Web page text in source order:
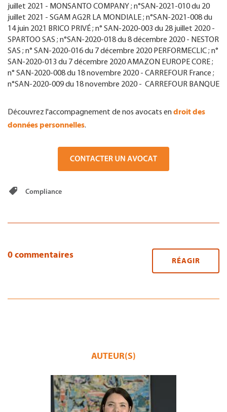
juillet 2021 - MONSANTO COMPANY ; n°SAN-2021-010 du 20
juillet 2021 - SGAM AG2R LA MONDIALE ; n°SAN-2021-008 du
14 juin 2021 BRICO PRIVÉ ; n° SAN-2020-003 du 28 juillet 2020 -
SPARTOO SAS ; n°SAN-2020-018 du 8 décembre 2020 - NESTOR
SAS ; n° SAN-2020-016 du 7 décembre 2020 PERFORMECLIC ; n°
SAN-2020-013 du 7 décembre 2020 AMAZON EUROPE CORE ;
n° SAN-2020-008 du 18 novembre 2020 - CARREFOUR France ;
n°SAN-2020-009 du 18 novembre 2020 - CARREFOUR BANQUE
Découvrez l'accompagnement de nos avocats endroit des
données personnelles.
Compliance
0 commentaires
RÉAGIR
AUTEUR(S)